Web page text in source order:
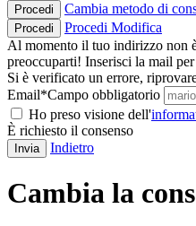
Procedi Cambia metodo di
Procedi Procedi Modifica
Al momento il tuo indirizzo non
preoccuparti! Inserisci la mail per
Si è verificato un errore,
Email*Campo obbligatorio
Ho preso visione dell'
È richiesto il consenso
Invia Indietro
Cambia la